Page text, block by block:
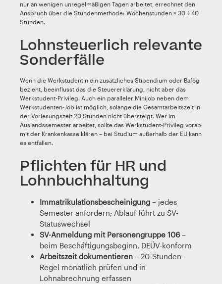
nur an wenigen unregelmäßigen Tagen arbeitet, errechnet den
Anspruch über die Stundenmethode: Wochenstunden × 30 ÷ 40
Stunden.
Lohnsteuerlich relevante
Sonderfälle
Wenn die Werkstudentin ein zusätzliches Stipendium oder Bafög
bezieht, beeinflusst das die Steuererklärung, nicht aber das
Werkstudent-Privileg. Auch ein paralleler Minijob neben dem
Werkstudenten-Job ist möglich, solange die Gesamtarbeitszeit in
der Vorlesungszeit 20 Stunden nicht übersteigt. Wer im
Auslandssemester arbeitet, sollte das Werkstudent-Privileg vorab
mit der Krankenkasse klären – bei Studium außerhalb der EU kann
es entfallen.
Pflichten für HR und
Lohnbuchhaltung
Immatrikulationsbescheinigung – jedes
Semester anfordern; Ablauf führt zu SV-
Statuswechsel
SV-Anmeldung mit Personengruppe 106 –
beim Beschäftigungsbeginn, DEÜV-konform
Arbeitszeit dokumentieren – 20-Stunden-
Regel monatlich prüfen und in
Lohnabrechnung erfassen